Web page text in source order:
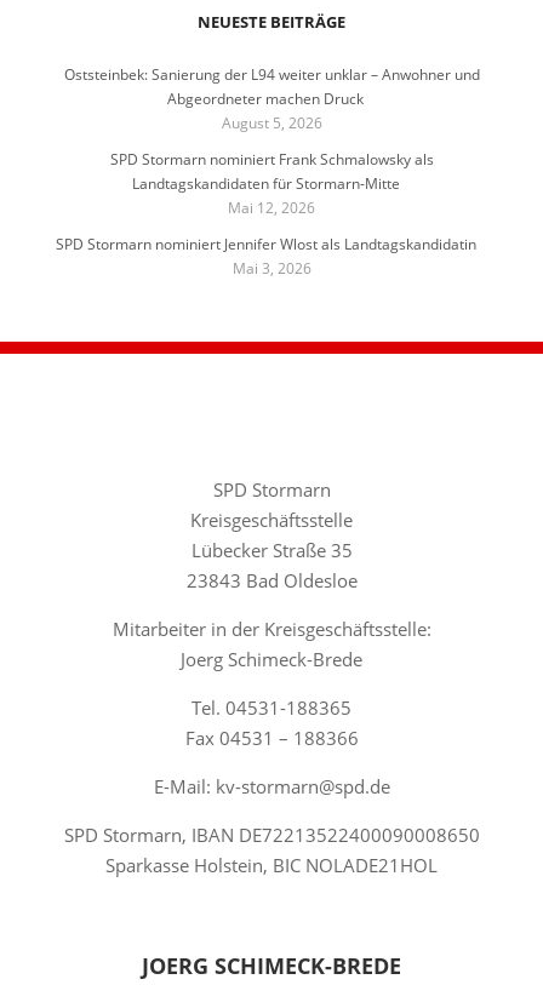
NEUESTE BEITRÄGE
Oststeinbek: Sanierung der L94 weiter unklar – Anwohner und
Abgeordneter machen Druck
August 5, 2026
SPD Stormarn nominiert Frank Schmalowsky als
Landtagskandidaten für Stormarn-Mitte
Mai 12, 2026
SPD Stormarn nominiert Jennifer Wlost als Landtagskandidatin
Mai 3, 2026
SPD Stormarn
Kreisgeschäftsstelle
Lübecker Straße 35
23843 Bad Oldesloe
Mitarbeiter in der Kreisgeschäftsstelle:
Joerg Schimeck-Brede
Tel. 04531-188365
Fax 04531 – 188366
E-Mail: kv-stormarn@spd.de
SPD Stormarn, IBAN DE72213522400090008650
Sparkasse Holstein, BIC NOLADE21HOL
JOERG SCHIMECK-BREDE